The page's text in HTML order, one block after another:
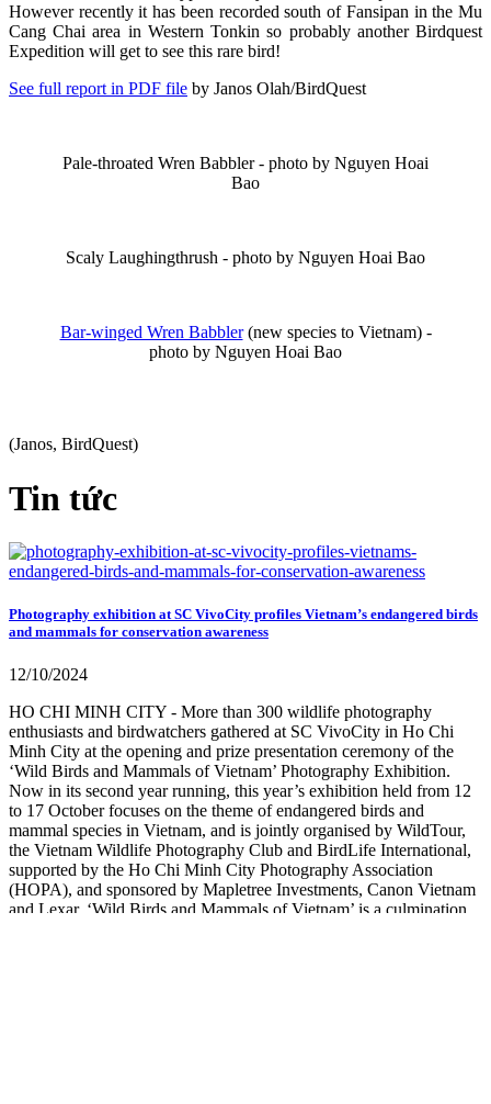
However recently it has been recorded south of Fansipan in the Mu
Cang Chai area in Western Tonkin so probably another Birdquest
Expedition will get to see this rare bird!
See full report in PDF file by Janos Olah/BirdQuest
Pale-throated Wren Babbler - photo by Nguyen Hoai
Bao
Scaly Laughingthrush - photo by Nguyen Hoai Bao
Bar-winged Wren Babbler(new species to Vietnam) -
photo by Nguyen Hoai Bao
(Janos, BirdQuest)
Tin tức
Photography exhibition at SC VivoCity profiles Vietnam’s endangered birds
and mammals for conservation awareness
12/10/2024
HO CHI MINH CITY - More than 300 wildlife photography
enthusiasts and birdwatchers gathered at SC VivoCity in Ho Chi
Minh City at the opening and prize presentation ceremony of the
‘Wild Birds and Mammals of Vietnam’ Photography Exhibition.
Now in its second year running, this year’s exhibition held from 12
to 17 October focuses on the theme of endangered birds and
mammal species in Vietnam, and is jointly organised by WildTour,
the Vietnam Wildlife Photography Club and BirdLife International,
supported by the Ho Chi Minh City Photography Association
(HOPA), and sponsored by Mapletree Investments, Canon Vietnam
and Lexar. ‘Wild Birds and Mammals of Vietnam’ is a culmination